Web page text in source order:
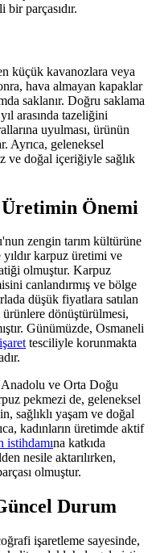
parçasıdır.
küçük kavanozlara veya
hava almayan kapaklar
saklanır. Doğru saklama
arasında tazeliğini
uyulması, ürünün
Ayrıca, geleneksel
ve doğal içeriğiyle sağlık
Üretimin Önemi
zengin tarım kültürüne
karpuz üretimi ve
olmuştur. Karpuz
canlandırmış ve bölge
düşük fiyatlara satılan
dönüştürülmesi,
Günümüzde, Osmaneli
tesciliyle korunmakta
Anadolu ve Orta Doğu
pekmezi de, geleneksel
sağlıklı yaşam ve doğal
kadınların üretimde aktif
istihdamına katkıda
nesile aktarılırken,
olmuştur.
Durum
işaretleme sayesinde,